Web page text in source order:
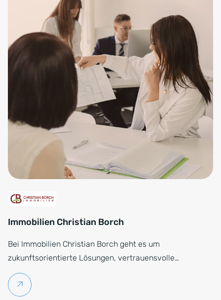
Immobilien Christian Borch
Bei Immobilien Christian Borch geht es um
zukunftsorientierte Lösungen, vertrauensvolle…
Weiterlesen